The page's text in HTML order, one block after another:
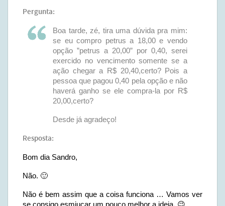
Pergunta:
Boa tarde, zé, tira uma dúvida pra mim:
se eu compro petrus a 18,00 e vendo
opção ”petrus a 20,00” por 0,40, serei
exercido no vencimento somente se a
ação chegar a R$ 20,40,certo? Pois a
pessoa que pagou 0,40 pela opção e não
haverá ganho se ele compra-la por R$
20,00,certo?
Desde já agradeço!
Resposta:
Bom dia Sandro,
Não. 🙂
Não é bem assim que a coisa funciona … Vamos ver
se consigo esmiuçar um pouco melhor a ideia. 😉